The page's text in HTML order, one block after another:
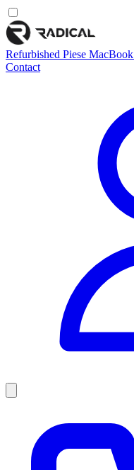
Refurbished Piese MacBook
Contact